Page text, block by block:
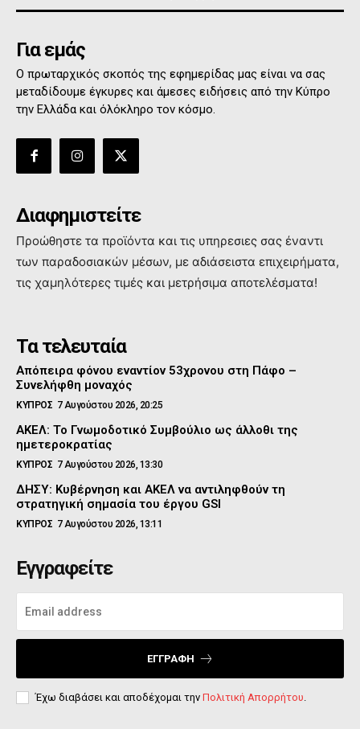
Για εμάς
Ο πρωταρχικός σκοπός της εφημερίδας μας είναι να σας
μεταδίδουμε έγκυρες και άμεσες ειδήσεις από την Κύπρο
την Ελλάδα και όλόκληρο τον κόσμο.
Διαφημιστείτε
Προώθηστε τα προϊόντα και τις υπηρεσιες σας έναντι
των παραδοσιακών μέσων, με αδιάσειστα επιχειρήματα,
τις χαμηλότερες τιμές και μετρήσιμα αποτελέσματα!
Τα τελευταία
Απόπειρα φόνου εναντίον 53χρονου στη Πάφο –
Συνελήφθη μοναχός
ΚΥΠΡΟΣ 7 Αυγούστου 2026, 20:25
ΑΚΕΛ: Το Γνωμοδοτικό Συμβούλιο ως άλλοθι της
ημετεροκρατίας
ΚΥΠΡΟΣ 7 Αυγούστου 2026, 13:30
ΔΗΣΥ: Κυβέρνηση και ΑΚΕΛ να αντιληφθούν τη
στρατηγική σημασία του έργου GSI
ΚΥΠΡΟΣ 7 Αυγούστου 2026, 13:11
Εγγραφείτε
ΕΓΓΡΑΦΉ
Έχω διαβάσει και αποδέχομαι την Πολιτική Απορρήτου.